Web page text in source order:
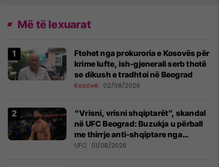
Më të lexuarat
Ftohet nga prokuroria e Kosovës për
krime lufte, ish-gjenerali serb thotë
se dikush e tradhtoi në Beograd
Kosovë 02/08/2026
“Vrisni, vrisni shqiptarët”, skandal
në UFC Beograd: Buzukja u përball
me thirrje anti-shqiptare nga
tribunat
UFC 01/08/2026